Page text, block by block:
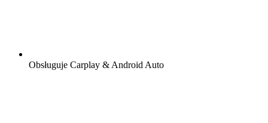
Obsługuje Carplay & Android Auto